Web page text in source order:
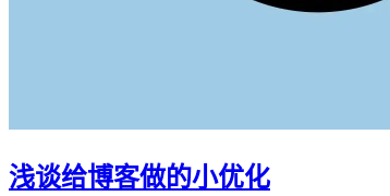
浅谈给博客做的小优化